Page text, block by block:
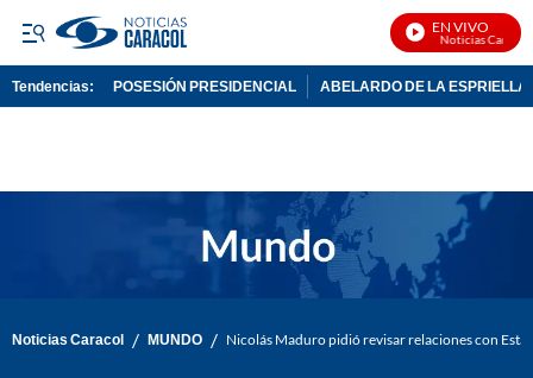
EN VIVO
Noticias Caracol
Tendencias: POSESIÓN PRESIDENCIAL ABELARDO DE LA ESPRIELLA
Noticias Caracol / MUNDO / Nicolás Maduro pidió revisar relaciones con